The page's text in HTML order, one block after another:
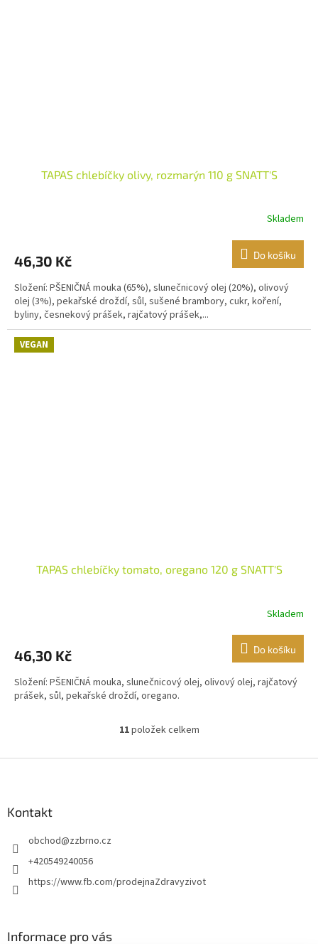
TAPAS chlebíčky olivy, rozmarýn 110 g SNATT'S
Skladem
46,30 Kč Do košíku
Složení: PŠENIČNÁ mouka (65%), slunečnicový olej (20%), olivový
olej (3%), pekařské droždí, sůl, sušené brambory, cukr, koření,
byliny, česnekový prášek, rajčatový prášek,...
VEGAN
TAPAS chlebíčky tomato, oregano 120 g SNATT'S
Skladem
46,30 Kč Do košíku
Složení: PŠENIČNÁ mouka, slunečnicový olej, olivový olej, rajčatový
prášek, sůl, pekařské droždí, oregano.
O
l
k
11položek celkem
Kontakt
obchod@zzbrno.cz
+420549240056
https://www.fb.com/prodejnaZdravyzivot
Informace pro vás